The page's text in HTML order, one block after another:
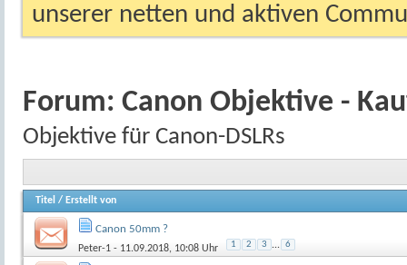
unserer netten und aktiven
Forum: Canon Objektive -
Objektive für Canon-DSLRs
Titel / Erstellt von
Canon 50mm ?
Peter-1 - 11.09.2018, 10:08 Uhr 1 2 3 ... 6